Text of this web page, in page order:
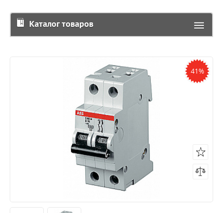
Каталог товаров
41%